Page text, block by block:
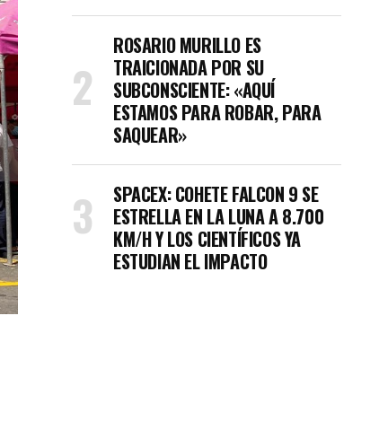
ROSARIO MURILLO ES
TRAICIONADA POR SU
SUBCONSCIENTE: «AQUÍ
ESTAMOS PARA ROBAR, PARA
SAQUEAR»
SPACEX: COHETE FALCON 9 SE
ESTRELLA EN LA LUNA A 8.700
KM/H Y LOS CIENTÍFICOS YA
ESTUDIAN EL IMPACTO